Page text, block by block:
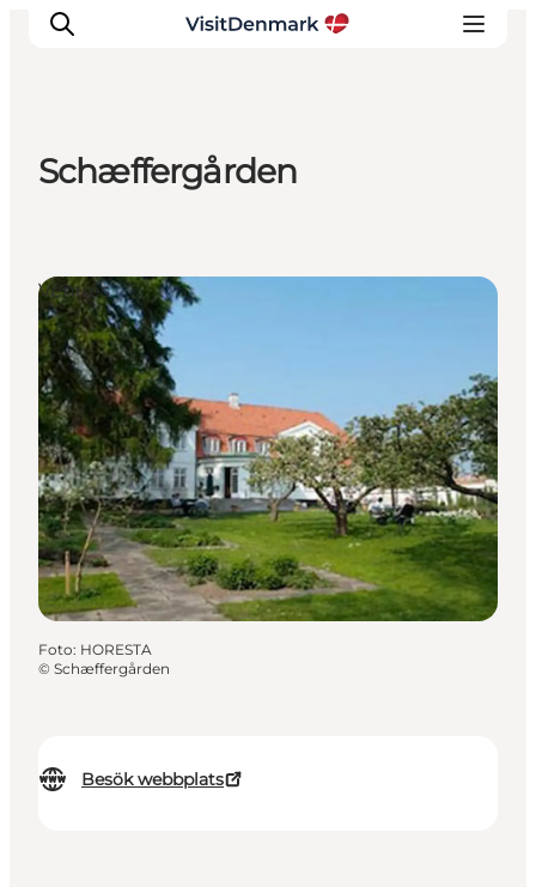
Aktiviteter
Övernatta
Planera resan
Schæffergården
Besök webbplats
Venues
Foto: HORESTA
© Schæffergården